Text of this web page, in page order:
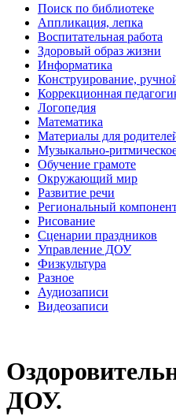
Поиск по библиотеке
Аппликация, лепка
Воспитательная работа
Здоровый образ жизни
Информатика
Конструирование,
Коррекционная
Логопедия
Математика
Материалы для
Музыкально-
Обучение грамоте
Окружающий мир
Развитие речи
Региональный
Рисование
Сценарии праздников
Управление ДОУ
Физкультура
Разное
Аудиозаписи
Видеозаписи
ДОУ.